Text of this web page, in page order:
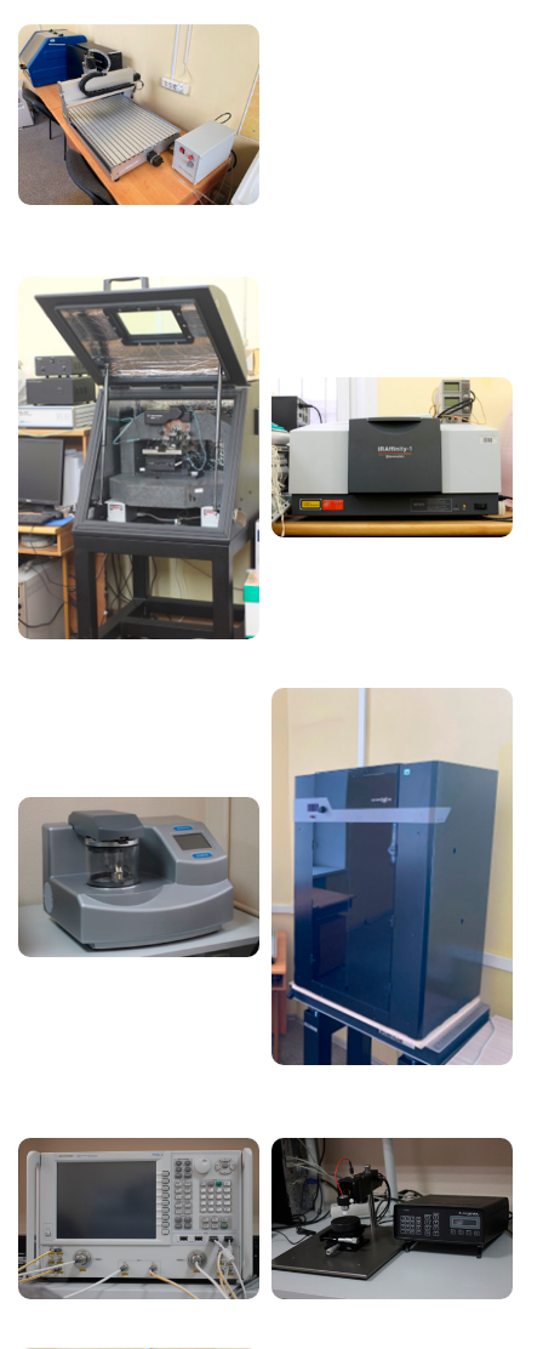
Image
Image
Image
Image
Image
Image Image